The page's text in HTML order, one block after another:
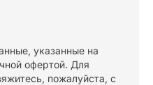
указанные на
офертой. Для
пожалуйста, с